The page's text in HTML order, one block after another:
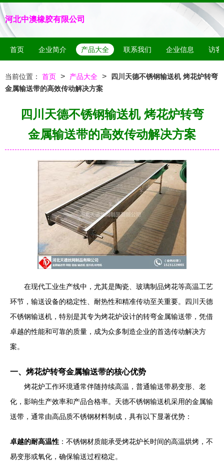
河北中澳橡胶有限公司
首页 企业简介 产品大全 联系我们 企业信息 访客
当前位置： 首页 > 产品大全 >
四川天德不锈钢输送机 烤花炉转弯
金属输送带的高效传动解决方案
四川天德不锈钢输送机 烤花炉转弯
金属输送带的高效传动解决方案
在现代工业生产线中，尤其是陶瓷、玻璃制品烤花等高温工艺
环节，输送设备的稳定性、耐热性和精准传动至关重要。四川天德
不锈钢输送机，特别是其专为烤花炉设计的转弯金属输送带，凭借
卓越的性能和可靠的质量，成为众多制造企业的首选传动解决方
案。
一、烤花炉转弯金属输送带的核心优势
烤花炉工作环境通常伴随持续高温，普通输送带易变形、老
化，影响生产效率和产品合格率。天德不锈钢输送机采用的金属输
送带，通常由高品质不锈钢材料制成，具有以下显著优势：
卓越的耐高温性 ：不锈钢材质能承受烤花炉长时间的高温烘烤，不
易变形或氧化，确保输送过程稳定。